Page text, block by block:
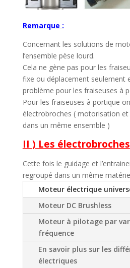
Remarque :
Concernant les solutions de
l’ensemble pèse lourd.
Cela ne gène pas pour les
fixe ou déplacement seulement
problème pour les fraiseuses à
Pour les fraiseuses à portique
électrobroches ( motorisation
dans un même ensemble )
II ) Les électrobroches
Cette fois le guidage et
regroupé dans un même
Moteur électrique
Moteur DC Brushless
Moteur à pilotage par
fréquence
En savoir plus sur les
électriques